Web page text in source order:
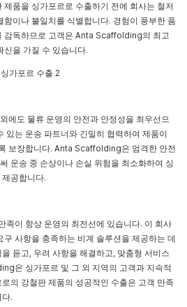
품을 싱가포르로 수출하기 전에 회사는 철저
함이나 불일치를 식별합니다. 경험이 풍부한 품
감독하므로 고객은 Anta Scaffolding의 최고
신을 가질 수 있습니다.
에도 물류 운영의 안전과 안정성을 최우선으
있는 운송 파트너와 긴밀히 협력하여 제품이
보장합니다. Anta Scaffolding은 엄격한 안전
운송 중 손상이나 손실 위험을 최소화하여 싱
공합니다.
이 항상 운영의 최전선에 있습니다. 이 회사
사항을 충족하는 비계 솔루션을 제공하는 데
듣고, 우려 사항을 해결하고, 맞춤형 서비스
은 싱가포르 및 그 외 지역의 고객과 지속적
의 강철판 제품의 성공적인 수출은 고객 만족
.